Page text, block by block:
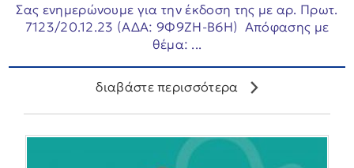
Σας ενημερώνουμε για την έκδοση της με αρ. Πρωτ.
7123/20.12.23 (ΑΔΑ: 9Φ9ΖΗ-Β6Η) Απόφασης με
θέμα: ...
διαβάστε περισσότερα